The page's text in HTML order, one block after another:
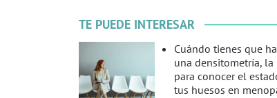
TE PUEDE INTERESAR
Cuándo tienes que
una densitometría, la
para conocer el
tus huesos en